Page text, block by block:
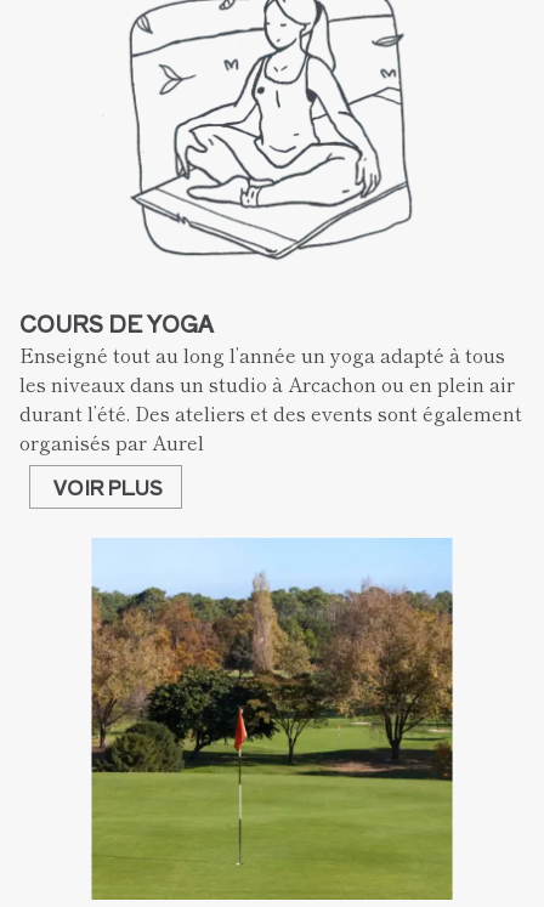
COURS DE YOGA
Enseigné tout au long l’année un yoga adapté à tous
les niveaux dans un studio à Arcachon ou en plein air
durant l’été. Des ateliers et des events sont également
organisés par Aurel
VOIR PLUS